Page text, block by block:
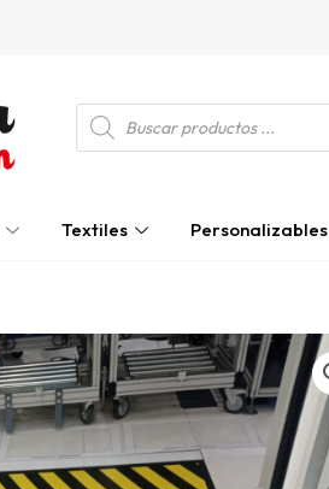
Búsqueda
de
productos
Textiles Personalizables